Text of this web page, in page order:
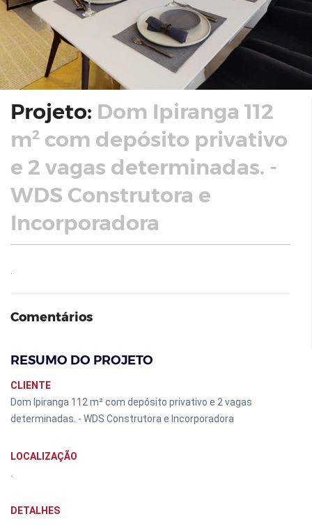
Projeto: Dom Ipiranga 112
m² com depósito privativo
e 2 vagas determinadas. -
WDS Construtora e
Incorporadora
Comentários
RESUMO DO PROJETO
CLIENTE
Dom Ipiranga 112 m² com depósito privativo e 2 vagas
determinadas. - WDS Construtora e Incorporadora
LOCALIZAÇÃO
DETALHES